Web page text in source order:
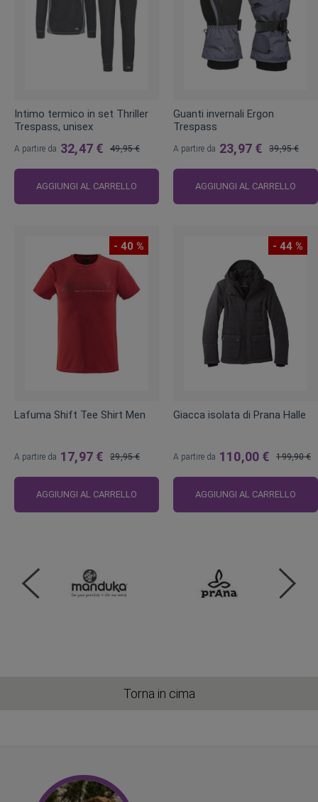
Intimo termico in set Thriller
Trespass, unisex
A partire da 32,47 €
regolare
49,95 €
AGGIUNGI AL CARRELLO
Guanti invernali Ergon
Trespass
A partire da 23,97 €
regolare
39,95 €
AGGIUNGI AL CARRELLO
- 40 %
Lafuma Shift Tee Shirt Men
A partire da 17,97 €
regolare
29,95 €
AGGIUNGI AL CARRELLO
- 44 %
Giacca isolata di Prana Halle
A partire da 110,00 €
regolare
199,90 €
AGGIUNGI AL CARRELLO
Torna in cima